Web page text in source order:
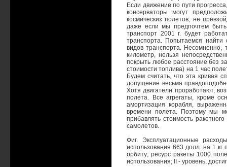
Если движение по пути
консерваторы могут
космических полетов, не
даже если мы предпочтем быть
транспорт 2001 г. будет
транспорта. Попытаемся найти
видов транспорта. Несомненно,
километр, нельзя
покрыть любое расстояние без
стоимости топлива) на 1 час
Будем считать, что эта кривая
допущение весьма
Хотя двигатели проработают,
полета. Все агрегаты, кроме
амортизация корабля,
времени полета. Поэтому мы
прибавлять стоимость
самолетов.
Фиг. Эксплуатационные
использования 663 долл. на 1 кг
орбиту; ресурс ракеты 1000
использования; II - уровень,